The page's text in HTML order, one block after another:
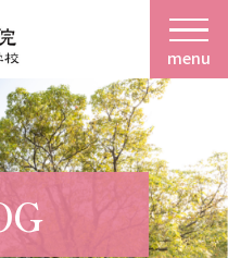
menu